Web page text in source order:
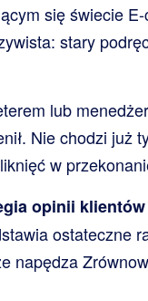
się świecie
stary
lub
Nie chodzi już
w
opinii
ostateczne
napędza